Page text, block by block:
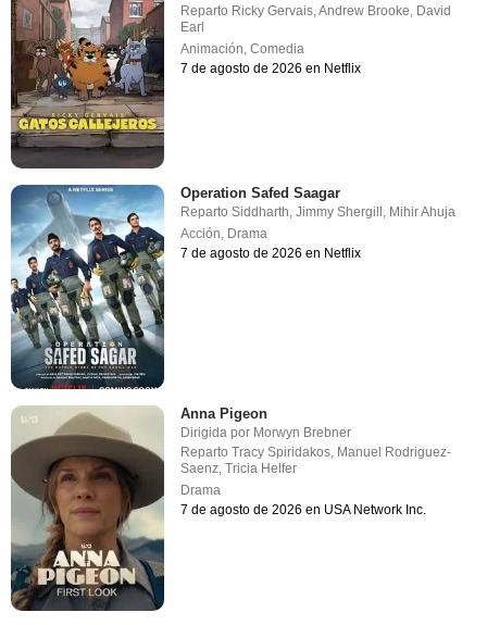
Reparto Ricky Gervais ,Andrew Brooke David
Earl
Animación ,Comedia
7 de agosto de 2026 en Netflix
Operation Safed Saagar
RepartoSiddharth,Jimmy Shergill, Mihir Ahuja
Acción, Drama
7 de agosto de 2026 en Netflix
Anna Pigeon
Dirigida por Morwyn Brebner
RepartoTracy Spiridakos, Manuel Rodriguez-
Saenz,Tricia Helfer
Drama
7 de agosto de 2026 en USA Network Inc.